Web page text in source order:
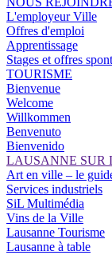
L'employeur Ville
Offres d'emploi
Apprentissage
Stages et offres
TOURISME
Bienvenue
Welcome
Willkommen
Benvenuto
Bienvenido
LAUSANNE SUR
Art en ville – le
Services industriels
SiL Multimédia
Vins de la Ville
Lausanne Tourisme
Lausanne à table